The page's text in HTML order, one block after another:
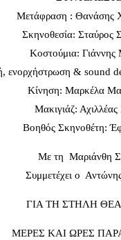
Μετάφραση : Θανάσης
Σκηνοθεσία: Σταύρος
Κοστούμια: Γιάννης
ενορχήστρωση & sound
Κίνηση: Μαρκέλα
Μακιγιάζ: Αχιλλέας
Βοηθός Σκηνοθέτη:
Με τη Μαριάνθη
Συμμετέχει ο
ΓΙΑ ΤΗ ΣΤΗΛΗ
ΜΕΡΕΣ ΚΑΙ ΩΡΕΣ